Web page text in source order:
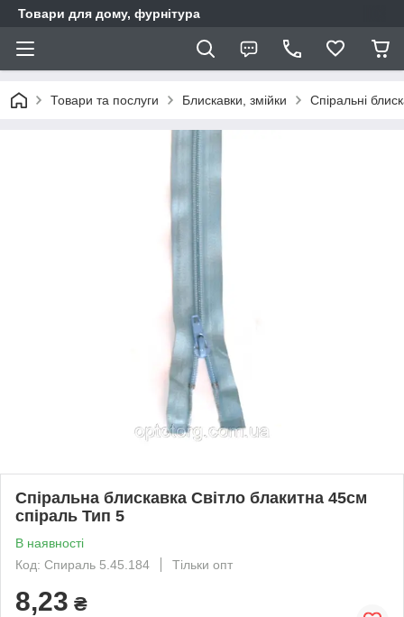
Товари для дому, фурнітура
Товари та послуги Блискавки, змійки Спіральні
Спіральна блискавка Світло блакитна 45см
спіраль Тип 5
В наявності
Код: Спираль 5.45.184
Тільки опт
8,23 ₴